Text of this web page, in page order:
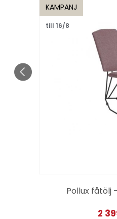
KAMPANJ
till 16/8
Pollux
2